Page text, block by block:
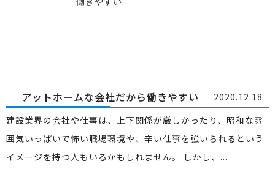
アットホームな会社だから働きやすい
2020.12.18
建設業界の会社や仕事は、上下関係が厳しかったり、昭和な雰
囲気いっぱいで怖い職場環境や、辛い仕事を強いられるという
イメージを持つ人もいるかもしれません。 しかし、...